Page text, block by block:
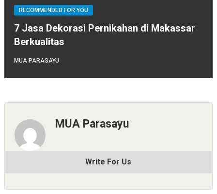
RECOMMENDED FOR YOU
7 Jasa Dekorasi Pernikahan di Makassar
Berkualitas
MUA PARASAYU
MUA Parasayu
Write For Us